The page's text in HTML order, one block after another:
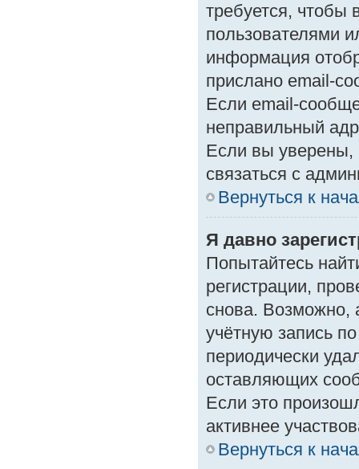
требуется, чтобы
пользователями
информация
прислано email-
Если email-
неправильный
Если вы уверены,
связаться с
Вернуться к
Я давно
Попытайтесь
регистрации,
снова. Возможно,
учётную запись
периодически
оставляющих
Если это
активнее
Вернуться к